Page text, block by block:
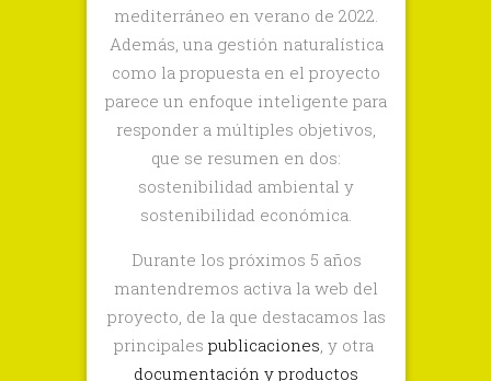
mediterráneo en verano de 2022.
Además, una gestión naturalística
como la propuesta en el proyecto
parece un enfoque inteligente para
responder a múltiples objetivos,
que se resumen en dos:
sostenibilidad ambiental y
sostenibilidad económica.
Durante los próximos 5 años
mantendremos activa la web del
proyecto, de la que destacamos las
principalespublicaciones, y otra
documentación y productos